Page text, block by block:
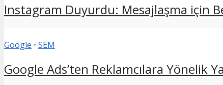
Instagram Duyurdu: Mesajlaşma için
Google • SEM
Google Ads’ten Reklamcılara Yönelik